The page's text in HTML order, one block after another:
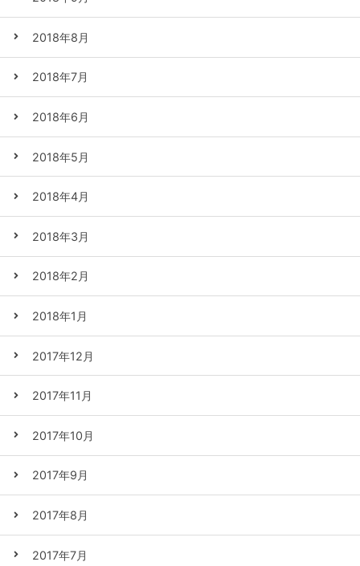
2018年8月
2018年7月
2018年6月
2018年5月
2018年4月
2018年3月
2018年2月
2018年1月
2017年12月
2017年11月
2017年10月
2017年9月
2017年8月
2017年7月